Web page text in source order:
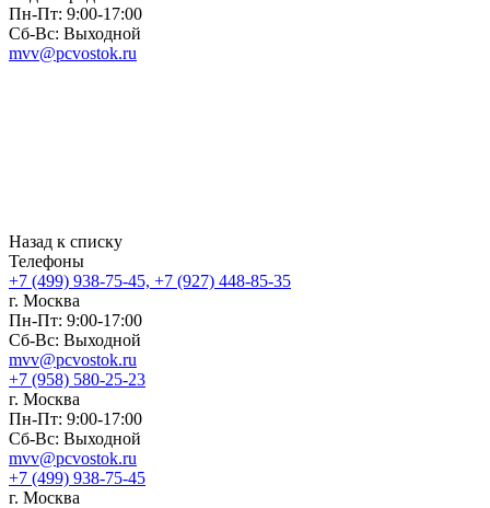
Пн-Пт: 9:00-17:00
Сб-Вс: Выходной
mvv@pcvostok.ru
Назад к списку
Телефоны
+7 (499) 938-75-45, +7 (927) 448-85-35
г. Москва
Пн-Пт: 9:00-17:00
Сб-Вс: Выходной
mvv@pcvostok.ru
+7 (958) 580-25-23
г. Москва
Пн-Пт: 9:00-17:00
Сб-Вс: Выходной
mvv@pcvostok.ru
+7 (499) 938-75-45
г. Москва